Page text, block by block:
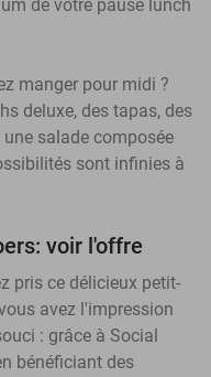
de votre pause lunch
manger pour midi ?
deluxe, des tapas, des
salade composée
sont infinies à
voir l'offre
pris ce délicieux petit-
avez l'impression
: grâce à Social
bénéficiant des